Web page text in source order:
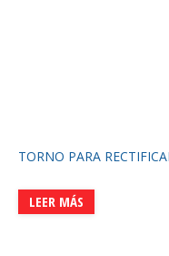
TORNO PARA
LEER MÁS